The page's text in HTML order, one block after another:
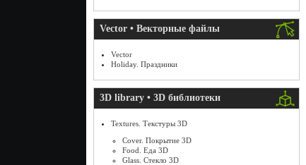
Vector • Векторные файлы
Vector
Holiday. Праздники
3D library • 3D библиотеки
Textures. Текстуры 3D
Cover. Покрытие 3D
Food. Еда 3D
Glass. Стекло 3D